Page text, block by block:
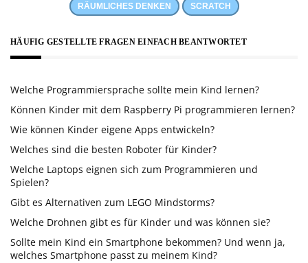
RÄUMLICHES DENKEN SCRATCH
HÄUFIG GESTELLTE FRAGEN EINFACH BEANTWORTET
Welche Programmiersprache sollte mein Kind lernen?
Können Kinder mit dem Raspberry Pi programmieren lernen?
Wie können Kinder eigene Apps entwickeln?
Welches sind die besten Roboter für Kinder?
Welche Laptops eignen sich zum Programmieren und
Spielen?
Gibt es Alternativen zum LEGO Mindstorms?
Welche Drohnen gibt es für Kinder und was können sie?
Sollte mein Kind ein Smartphone bekommen? Und wenn ja,
welches Smartphone passt zu meinem Kind?